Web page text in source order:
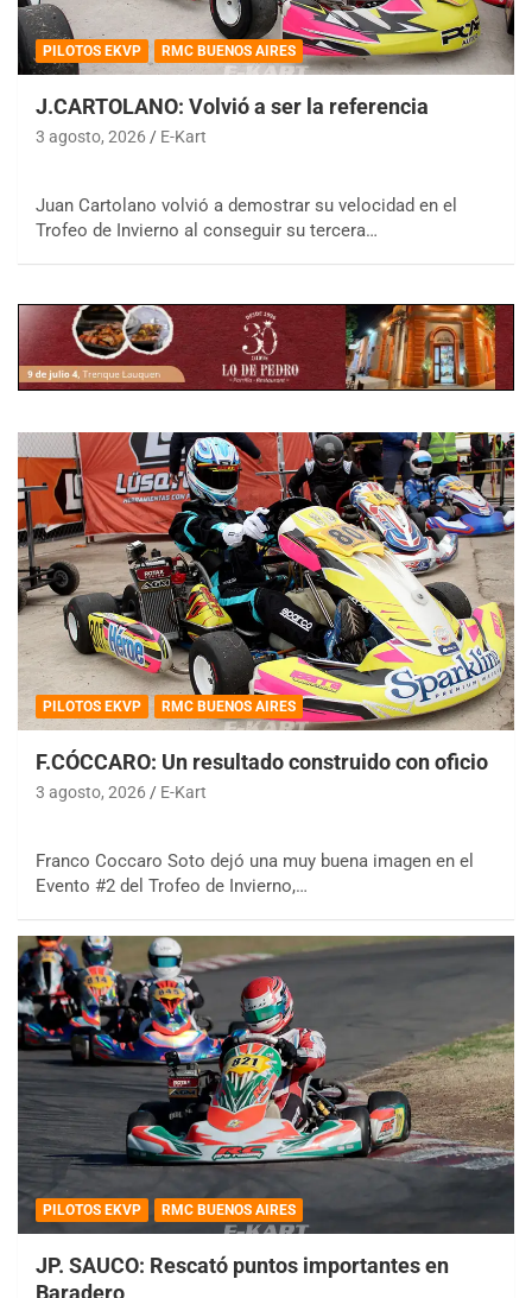
PILOTOS EKVP RMC BUENOS AIRES
J.CARTOLANO: Volvió a ser la referencia
3 agosto, 2026 E-Kart
Juan Cartolano volvió a demostrar su velocidad en el
Trofeo de Invierno al conseguir su tercera…
PILOTOS EKVP RMC BUENOS AIRES
F.CÓCCARO: Un resultado construido con oficio
3 agosto, 2026 E-Kart
Franco Coccaro Soto dejó una muy buena imagen en el
Evento #2 del Trofeo de Invierno,…
PILOTOS EKVP RMC BUENOS AIRES
JP. SAUCO: Rescató puntos importantes en
Baradero